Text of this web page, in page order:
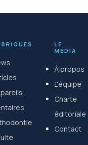
LE
MÉDIA
À propos
L'équipe
Charte
éditoriale
Contact